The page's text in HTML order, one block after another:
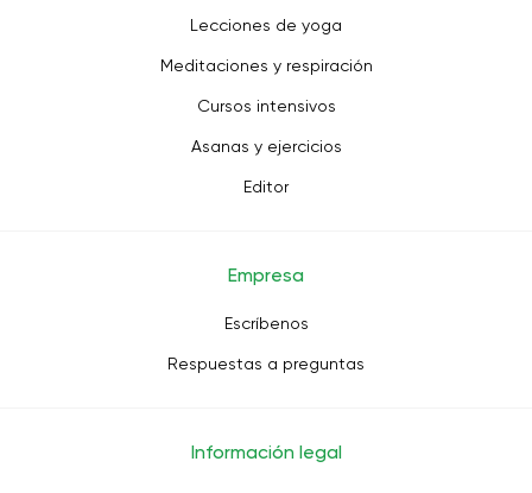
Lecciones de yoga
Meditaciones y respiración
Cursos intensivos
Asanas y ejercicios
Editor
Empresa
Escríbenos
Respuestas a preguntas
Información legal